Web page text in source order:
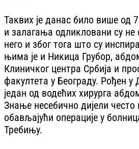
Таквих је данас било више од
и залагања одликловани су не
него и због тога што су
њима је и Никица Грубор,
Клиничког центра Србија и
факултета у Београду. Рођен у
један од водећих хирурга
Знање несебично дијели често
обављајући операције у
Требињу.